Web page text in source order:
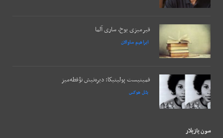
قیرمیزی یوخ، ساری آلما
ابراهیم ساوالان
فمینیست پولیتیکا: دیره‌نیش نؤقطه‌میز
بئل هوکس
سون يازيلار